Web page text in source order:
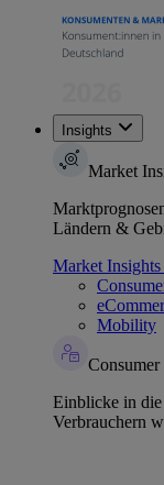
Insights
Market
Ländern &
Market Insights
Mobility
Einblicke in die
Verbrauchern